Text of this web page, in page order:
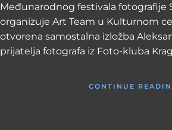
Međunarodnog festivala fotografije
organizuje Art Team u Kulturnom
otvorena samostalna izložba
prijatelja fotografa iz Foto-kluba
CONTINUE